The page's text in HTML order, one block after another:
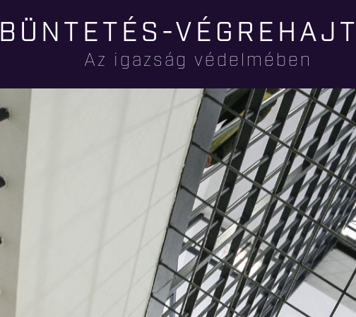
tartalomra
BÜNTETÉS-
Az igazság védelmében